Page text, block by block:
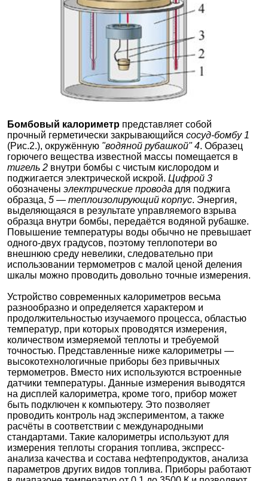
Бомбовый калориметр представляет собой
прочный герметически закрывающийся сосуд-бомбу 1
(Рис.2.), окружённую "водяной рубашкой"4. Образец
горючего вещества известной массы помещается в
тигель 2 внутри бомбы с чистым кислородом и
поджигается электрической искрой. Цифрой 3
обозначены электрические провода для поджига
образца, 5 — теплоизолирующий корпус. Энергия,
выделяющаяся в результате управляемого взрыва
образца внутри бомбы, передаётся водяной рубашке.
Повышение температуры воды обычно не превышает
одного-двух градусов, поэтому теплопотери во
внешнюю среду невелики, следовательно при
использовании термометров с малой ценой деления
шкалы можно проводить довольно точные измерения.
Устройство современных калориметров весьма
разнообразно и определяется характером и
продолжительностью изучаемого процесса, областью
температур, при которых проводятся измерения,
количеством измеряемой теплоты и требуемой
точностью. Представленные ниже калориметры —
высокотехнологичные приборы без привычных
термометров. Вместо них используются встроенные
датчики температуры. Данные измерения выводятся
на дисплей калориметра, кроме того, прибор может
быть подключен к компьютеру. Это позволяет
проводить контроль над экспериментом, а также
расчёты в соответствии с международными
стандартами. Такие калориметры используют для
измерения теплоты сгорания топлива, экспресс-
анализа качества и состава нефтепродуктов, анализа
параметров других видов топлива. Приборы работают